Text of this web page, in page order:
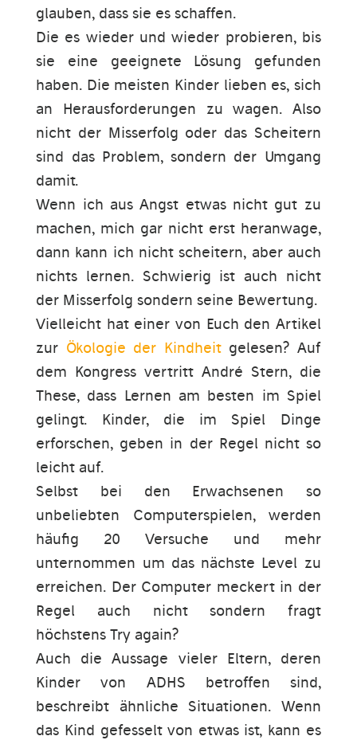
glauben, dass sie es schaffen.
Die es wieder und wieder probieren, bis
sie eine geeignete Lösung gefunden
haben. Die meisten Kinder lieben es, sich
an Herausforderungen zu wagen. Also
nicht der Misserfolg oder das Scheitern
sind das Problem, sondern der Umgang
damit.
Wenn ich aus Angst etwas nicht gut zu
machen, mich gar nicht erst heranwage,
dann kann ich nicht scheitern, aber auch
nichts lernen. Schwierig ist auch nicht
der Misserfolg sondern seine Bewertung.
Vielleicht hat einer von Euch den Artikel
zur Ökologie der Kindheitgelesen? Auf
dem Kongress vertritt André Stern, die
These, dass Lernen am besten im Spiel
gelingt. Kinder, die im Spiel Dinge
erforschen, geben in der Regel nicht so
leicht auf.
Selbst bei den Erwachsenen so
unbeliebten Computerspielen, werden
häufig 20 Versuche und mehr
unternommen um das nächste Level zu
erreichen. Der Computer meckert in der
Regel auch nicht sondern fragt
höchstens Try again?
Auch die Aussage vieler Eltern, deren
Kinder von ADHS betroffen sind,
beschreibt ähnliche Situationen. Wenn
das Kind gefesselt von etwas ist, kann es